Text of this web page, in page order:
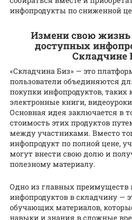
инфопродукты по сниженной
Измени свою
доступных
Складчине
«Складчина Биз» — это
пользователи объединяются
покупки инфопродуктов, таких
электронные книги,
Основная идея заключается в
стоимость этих продуктов
между участниками. Вместо
инфопродукт по полной цене,
могут внести свою долю и
полезному материалу.
Одно из главных преимуществ
инфопродуктов в складчину —
обучающих материалов,
навыки и знания в сложные